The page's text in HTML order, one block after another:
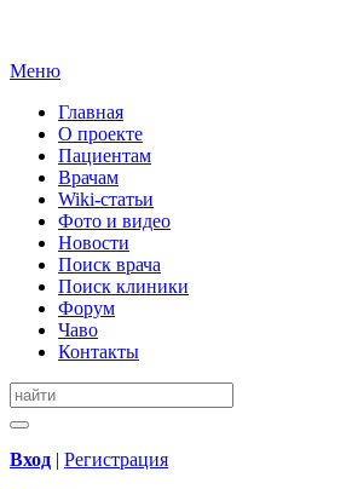
Меню
Главная
О проекте
Пациентам
Врачам
Wiki-статьи
Фото и видео
Новости
Поиск врача
Поиск клиники
Форум
Чаво
Контакты
Вход | Регистрация